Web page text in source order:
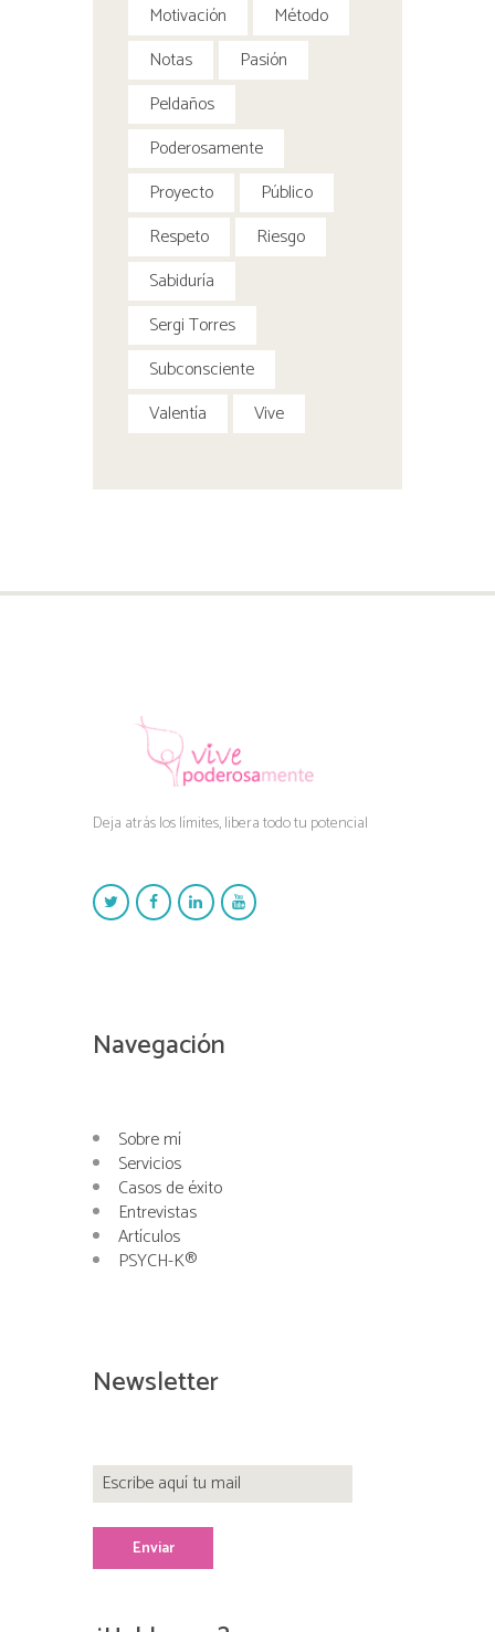
Motivación
Método
Notas
Pasión
Peldaños
Poderosamente
Proyecto
Público
Respeto
Riesgo
Sabiduría
Sergi Torres
Subconsciente
Valentía
Vive
Deja atrás los límites, libera todo tu potencial
Navegación
Sobre mí
Servicios
Casos de éxito
Entrevistas
Artículos
PSYCH-K®
Newsletter